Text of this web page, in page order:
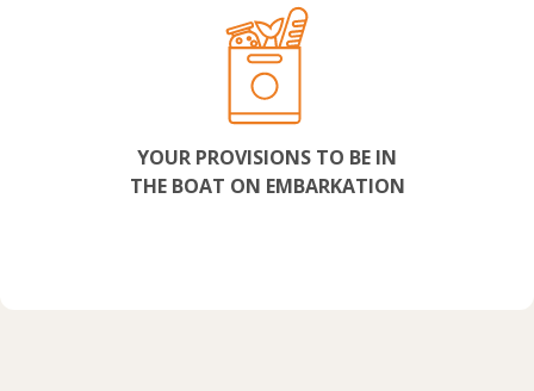
YOUR PROVISIONS TO BE IN
THE BOAT ON EMBARKATION